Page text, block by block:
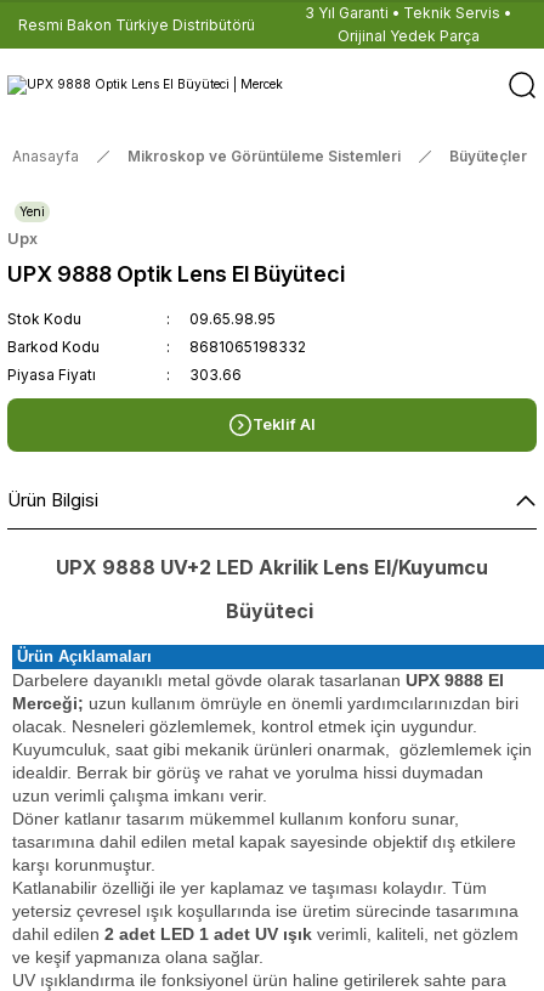
Resmi Bakon Türkiye Distribütörü
3 Yıl Garanti • Teknik Servis •
Orijinal Yedek Parça
Anasayfa Mikroskop ve Görüntüleme Sistemleri Büyüteçler
Yeni
Upx
UPX 9888 Optik Lens El Büyüteci
Stok Kodu
09.65.98.95
Barkod Kodu
8681065198332
Piyasa Fiyatı
303.66
Teklif Al
Ürün Bilgisi
UPX 9888 UV+2 LED Akrilik Lens El/Kuyumcu
Büyüteci
Ürün Açıklamaları
Darbelere dayanıklı metal gövde olarak tasarlanan UPX 9888 El
Merceği; uzun kullanım ömrüyle en önemli yardımcılarınızdan biri
olacak. Nesneleri gözlemlemek, kontrol etmek için uygundur.
Kuyumculuk, saat gibi mekanik ürünleri onarmak, gözlemlemek için
idealdir. Berrak bir görüş ve rahat ve yorulma hissi duymadan
uzun verimli çalışma imkanı verir.
Döner katlanır tasarım mükemmel kullanım konforu sunar,
tasarımına dahil edilen metal kapak sayesinde objektif dış etkilere
karşı korunmuştur.
Katlanabilir özelliği ile yer kaplamaz ve taşıması kolaydır. Tüm
yetersiz çevresel ışık koşullarında ise üretim sürecinde tasarımına
dahil edilen 2 adet LED 1 adet UV ışık verimli, kaliteli, net gözlem
ve keşif yapmanıza olana sağlar.
UV ışıklandırma ile fonksiyonel ürün haline getirilerek sahte para